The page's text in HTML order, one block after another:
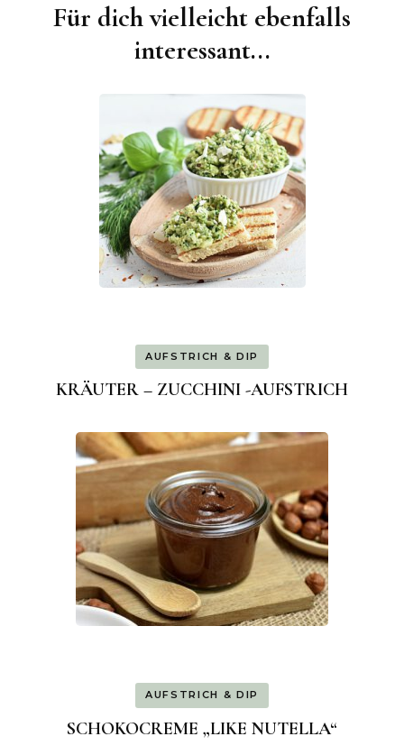
Beitragsnavigation
Für dich vielleicht ebenfalls
interessant...
AUFSTRICH & DIP
KRÄUTER – ZUCCHINI -AUFSTRICH
AUFSTRICH & DIP
SCHOKOCREME „LIKE NUTELLA“